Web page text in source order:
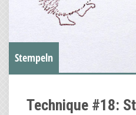
Stempeln
Technique #18: